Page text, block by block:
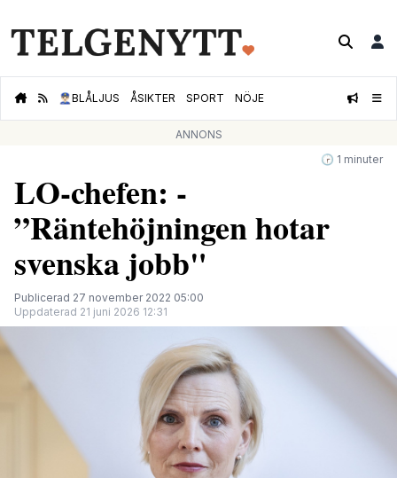
👮🏻‍♂️BLÅLJUS ÅSIKTER SPORT NÖJE
ANNONS
🕝 1 minuter
LO-chefen: -
”Räntehöjningen hotar
svenska jobb"
Publicerad 27 november 2022 05:00
Uppdaterad 21 juni 2026 12:31